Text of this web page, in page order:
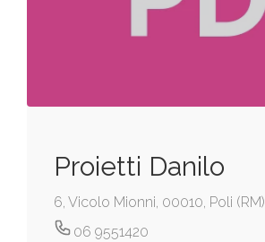
Proietti Danilo
6, Vicolo Mionni, 00010, Poli (RM)
06 9551420